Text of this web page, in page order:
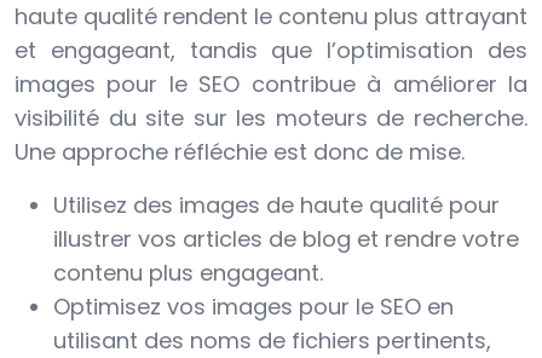
haute qualité rendent le contenu plus attrayant
et engageant, tandis que l’optimisation des
images pour le SEO contribue à améliorer la
visibilité du site sur les moteurs de recherche.
Une approche réfléchie est donc de mise.
Utilisez des images de haute qualité pour
illustrer vos articles de blog et rendre votre
contenu plus engageant.
Optimisez vos images pour le SEO en
utilisant des noms de fichiers pertinents,